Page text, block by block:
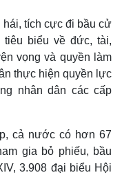
phêtích cực đi bầu cử
biểu về đức, tài,
vọng và quyền làm
thực hiện quyền lực
nhân dân các cấp
cả nước có hơn 67
gia bỏ phiếu, bầu
3.908 đại biểu Hội